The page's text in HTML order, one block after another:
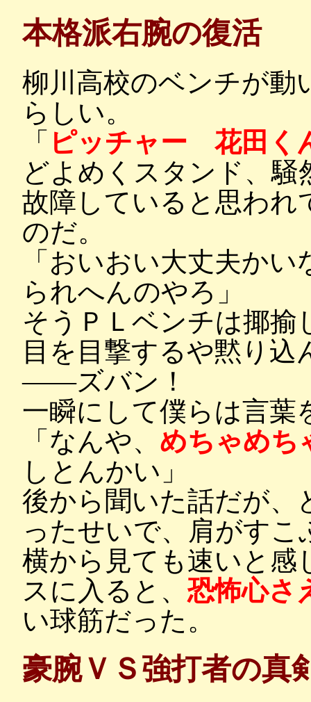
本格派右腕の復活
柳川高校のベンチが動
らしい。
「 ピッチャー 花田く
どよめくスタンド、
故障していると思われ
のだ。
「おいおい大丈夫か
られへんのやろ」
そうＰＬベンチは揶揄
目を目撃するや黙り込
――ズバン！
一瞬にして僕らは言葉
「なんや、 めちゃめち
しとんかい」
後から聞いた話だが、
ったせいで、肩がす
横から見ても速いと感
スに入ると、 恐怖心さ
い球筋だった。
豪腕ＶＳ強打者の真